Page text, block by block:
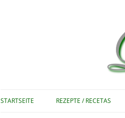
STARTSEITE REZEPTE / RECETAS